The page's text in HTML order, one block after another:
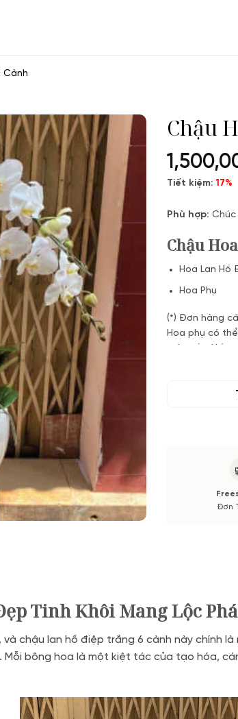
Cành
Chậu
Tiết kiệm:17%
Phù hợp: Chúc
Chậu
Hoa Lan Hồ
Hoa Phụ
(*) Đơn hàng
Hoa phụ có
Đơn
Tinh Khôi Mang Lộc
chậu lan hồ điệp trắng 6 cành này chính
bông hoa là một kiệt tác của tạo hóa,